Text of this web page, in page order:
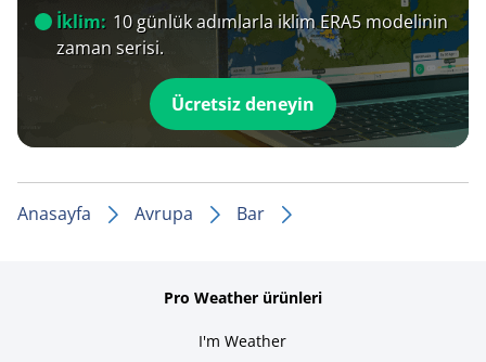
İklim: 10 günlük adımlarla iklim ERA5 modelinin
zaman serisi.
Ücretsiz deneyin
Anasayfa Avrupa Bar
Pro Weather ürünleri
I'm Weather